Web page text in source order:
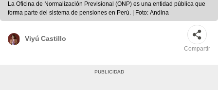
La Oficina de Normalización Previsional (ONP) es una entidad pública que
forma parte del sistema de pensiones en Perú. | Foto: Andina
Viyú Castillo
Compartir